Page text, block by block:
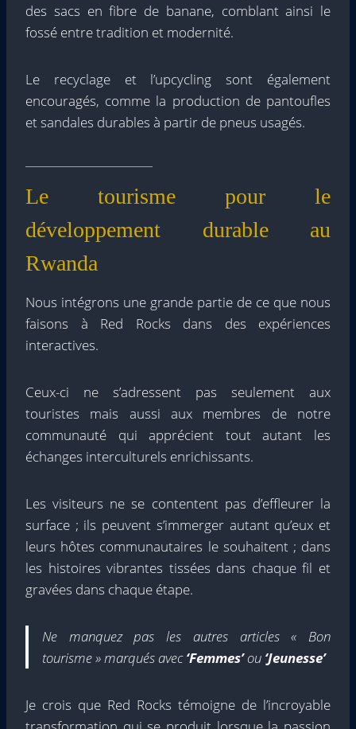
des sacs en fibre de banane, comblant ainsi le
fossé entre tradition et modernité.
Le recyclage et l’upcycling sont également
encouragés, comme la production de pantoufles
et sandales durables à partir de pneus usagés.
Le tourisme pour le
développement durable au
Rwanda
Nous intégrons une grande partie de ce que nous
faisons à Red Rocks dans des expériences
interactives.
Ceux-ci ne s’adressent pas seulement aux
touristes mais aussi aux membres de notre
communauté qui apprécient tout autant les
échanges interculturels enrichissants.
Les visiteurs ne se contentent pas d’effleurer la
surface ; ils peuvent s’immerger autant qu’eux et
leurs hôtes communautaires le souhaitent ; dans
les histoires vibrantes tissées dans chaque fil et
gravées dans chaque étape.
Ne manquez pas les autres articles « Bon
tourisme » marqués avec‘Femmes’ou ‘Jeunesse’
Je crois que Red Rocks témoigne de l’incroyable